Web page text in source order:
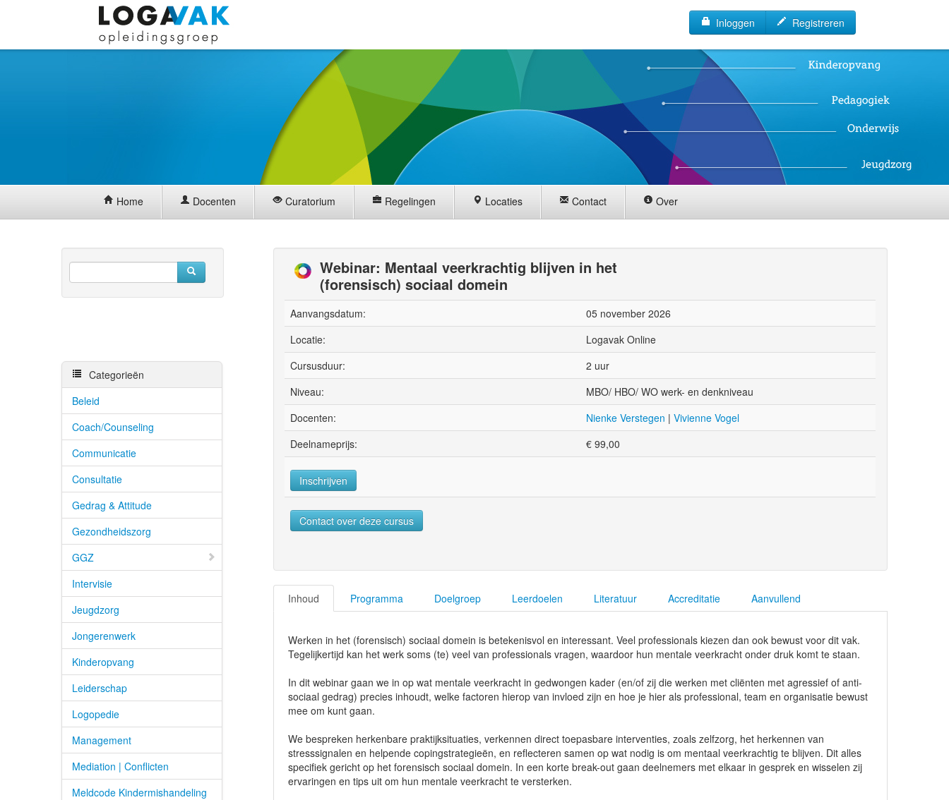
Inloggen Registreren
Home Docenten Curatorium Regelingen Locaties Contact Over
Webinar: Mentaal veerkrachtig blijven in het
(forensisch) sociaal domein
Aanvangsdatum:
05 november 2026
Locatie:
Logavak Online
Cursusduur:
2 uur
Niveau:
MBO/ HBO/ WO werk- en denkniveau
Docenten:
Nienke Verstegen |Vivienne Vogel
Deelnameprijs:
€99,00
Inschrijven
Contact over deze cursus
Inhoud Programma Doelgroep Leerdoelen Literatuur Accreditatie Aanvullend
Werken in het (forensisch) sociaal domein is betekenisvol en interessant. Veel professionals kiezen dan ook bewust voor dit vak.
Tegelijkertijd kan het werk soms (te) veel van professionals vragen, waardoor hun mentale veerkracht onder druk komt te staan.
In dit webinar gaan we in op wat mentale veerkracht in gedwongen kader (en/of zij die werken met cliënten met agressief of anti-
sociaal gedrag) precies inhoudt, welke factoren hierop van invloed zijn en hoe je hier als professional, team en organisatie bewust
mee om kunt gaan.
We bespreken herkenbare praktijksituaties, verkennen direct toepasbare interventies, zoals zelfzorg, het herkennen van
stresssignalen en helpende copingstrategieën, en reflecteren samen op wat nodig is om mentaal veerkrachtig te blijven. Dit alles
specifiek gericht op het forensisch sociaal domein. In een korte break-out gaan deelnemers met elkaar in gesprek en wisselen zij
ervaringen en tips uit om hun mentale veerkracht te versterken.
Categorieën
Beleid
Coach/Counseling
Communicatie
Consultatie
Gedrag & Attitude
Gezondheidszorg
GGZ
Intervisie
Jeugdzorg
Jongerenwerk
Kinderopvang
Leiderschap
Logopedie
Management
Mediation | Conflicten
Meldcode Kindermishandeling